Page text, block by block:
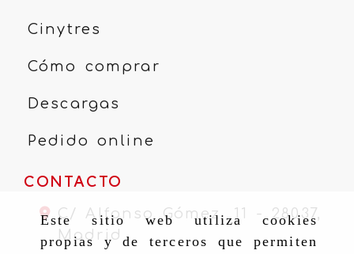
Este sitio web utiliza cookies
propias y de terceros que permiten
Cinytres
Cómo comprar
Descargas
Pedido online
CONTACTO
C/ Alfonso Gómez, 11 - 28037,
Madrid